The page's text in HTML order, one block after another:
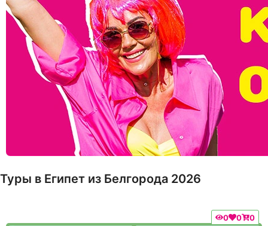
Туры в Египет из Белгорода 2026
0 0 0